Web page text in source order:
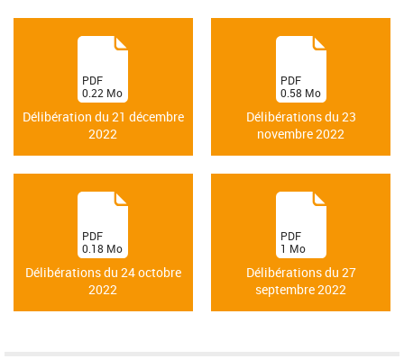
Délibération du 21 décembre
2022
(PDF
0.22 Mo
)
Délibérations du 23
novembre 2022
(PDF
0.58 Mo
)
Délibérations du 24 octobre
2022
(PDF
0.18 Mo
)
Délibérations du 27
septembre 2022
(PDF
1 Mo
)